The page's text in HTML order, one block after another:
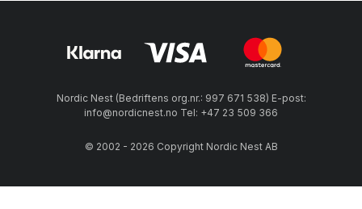
Nordic Nest (Bedriftens org.nr.: 997 671 538) E-post:
info@nordicnest.no Tel: +47 23 509 366
© 2002 - 2026 Copyright Nordic Nest AB